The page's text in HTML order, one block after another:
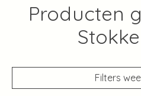
Producten
Filters